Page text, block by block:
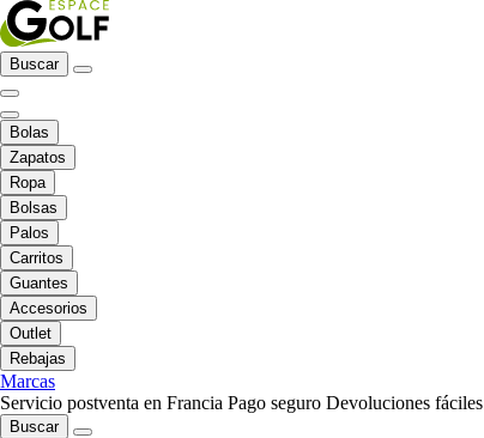
Buscar
Bolas
Zapatos
Ropa
Bolsas
Palos
Carritos
Guantes
Accesorios
Outlet
Rebajas
Marcas
Servicio postventa en Francia Pago seguro Devoluciones fáciles
Buscar